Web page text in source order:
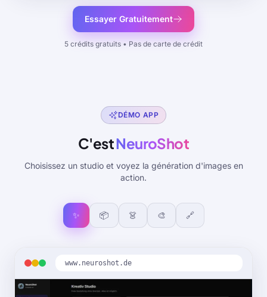
Essayer Gratuitement
5 crédits gratuits • Pas de carte de crédit
DÉMO APP
C'estNeuroShot
Choisissez un studio et voyez la génération d'images en
action.
✨ 📦 👗 🎨 🔗
www.neuroshot.de